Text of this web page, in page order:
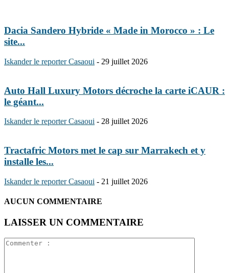
Dacia Sandero Hybride « Made in Morocco » : Le
site...
Iskander le reporter Casaoui - 29 juillet 2026
Auto Hall Luxury Motors décroche la carte iCAUR :
le géant...
Iskander le reporter Casaoui - 28 juillet 2026
Tractafric Motors met le cap sur Marrakech et y
installe les...
Iskander le reporter Casaoui - 21 juillet 2026
AUCUN COMMENTAIRE
LAISSER UN COMMENTAIRE